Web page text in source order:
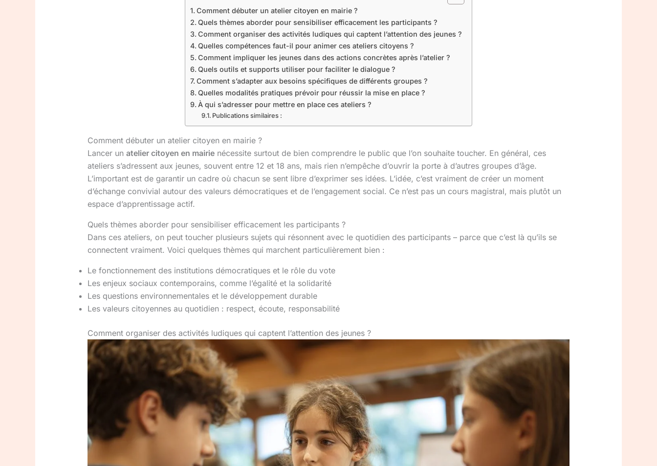
Comment débuter un atelier citoyen en mairie ?
Quels thèmes aborder pour sensibiliser efficacement les participants ?
Comment organiser des activités ludiques qui captent l’attention des jeunes ?
Quelles compétences faut-il pour animer ces ateliers citoyens ?
Comment impliquer les jeunes dans des actions concrètes après l’atelier ?
Quels outils et supports utiliser pour faciliter le dialogue ?
Comment s’adapter aux besoins spécifiques de différents groupes ?
Quelles modalités pratiques prévoir pour réussir la mise en place ?
À qui s’adresser pour mettre en place ces ateliers ?
Publications similaires :
Comment débuter un atelier citoyen en mairie ?
Lancer un atelier citoyen en mairienécessite surtout de bien comprendre le public que l’on souhaite toucher. En général, ces
ateliers s’adressent aux jeunes, souvent entre 12 et 18 ans, mais rien n’empêche d’ouvrir la porte à d’autres groupes d’âge.
L’important est de garantir un cadre où chacun se sent libre d’exprimer ses idées. L’idée, c’est vraiment de créer un moment
d’échange convivial autour des valeurs démocratiques et de l’engagement social. Ce n’est pas un cours magistral, mais plutôt un
espace d’apprentissage actif.
Quels thèmes aborder pour sensibiliser efficacement les participants ?
Dans ces ateliers, on peut toucher plusieurs sujets qui résonnent avec le quotidien des participants – parce que c’est là qu’ils se
connectent vraiment. Voici quelques thèmes qui marchent particulièrement bien :
Le fonctionnement des institutions démocratiques et le rôle du vote
Les enjeux sociaux contemporains, comme l’égalité et la solidarité
Les questions environnementales et le développement durable
Les valeurs citoyennes au quotidien : respect, écoute, responsabilité
Comment organiser des activités ludiques qui captent l’attention des jeunes ?